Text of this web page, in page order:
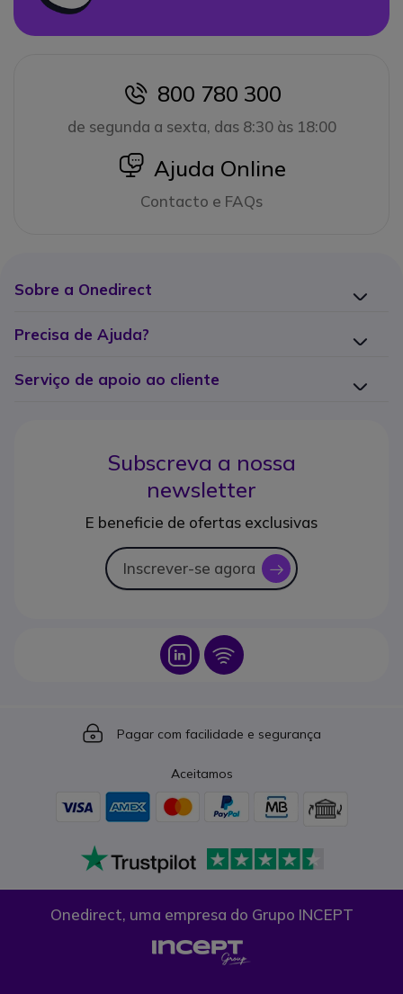
icon
800 780 300
de segunda a sexta, das 8:30 às 18:00
icon
Ajuda Online
Contacto e FAQs
Sobre a Onedirect
Precisa de Ajuda?
Serviço de apoio ao cliente
Subscreva a nossa
newsletter
E beneficie de ofertas exclusivas
Inscrever-se agora icon
Icon Icon
Icon
Pagar com facilidade e segurança
Aceitamos
Onedirect, uma empresa do Grupo INCEPT